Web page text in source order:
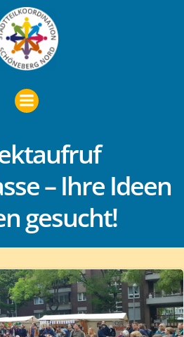
Zum
Inhalt
springen
– Ihre Ideen
gesucht!